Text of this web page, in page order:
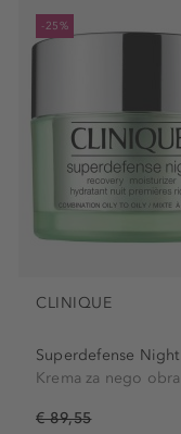
-25%
CLINIQUE
Krema za nego
€ 89,55